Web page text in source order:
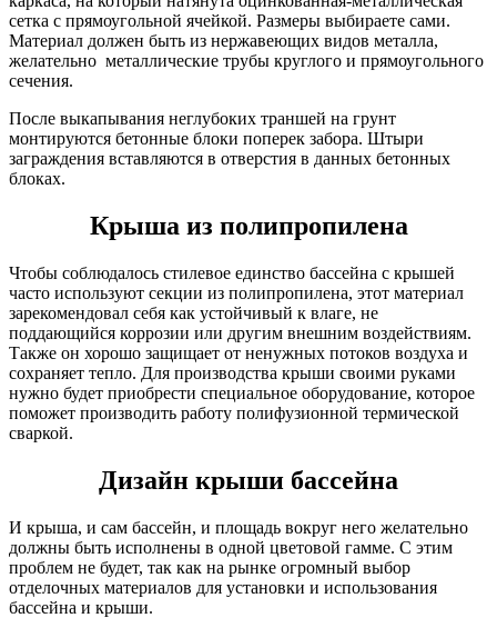
сетка с прямоугольной ячейкой. Размеры выбираете сами.
Материал должен быть из нержавеющих видов металла,
желательно металлические трубы круглого и прямоугольного
сечения.
После выкапывания неглубоких траншей на грунт
монтируются бетонные блоки поперек забора. Штыри
заграждения вставляются в отверстия в данных бетонных
блоках.
Крыша из полипропилена
Чтобы соблюдалось стилевое единство бассейна с крышей
часто используют секции из полипропилена, этот материал
зарекомендовал себя как устойчивый к влаге, не
поддающийся коррозии или другим внешним воздействиям.
Также он хорошо защищает от ненужных потоков воздуха и
сохраняет тепло. Для производства крыши своими руками
нужно будет приобрести специальное оборудование, которое
поможет производить работу полифузионной термической
сваркой.
Дизайн крыши бассейна
И крыша, и сам бассейн, и площадь вокруг него желательно
должны быть исполнены в одной цветовой гамме. С этим
проблем не будет, так как на рынке огромный выбор
отделочных материалов для установки и использования
бассейна и крыши.